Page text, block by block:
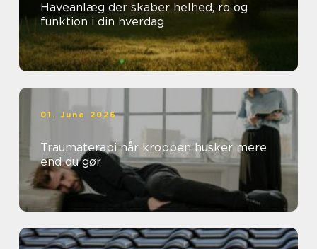
Haveanlæg der skaber helhed, ro og
funktion i din hverdag
01. June 2026
Traumaterapi når kroppen husker mere
end du gør